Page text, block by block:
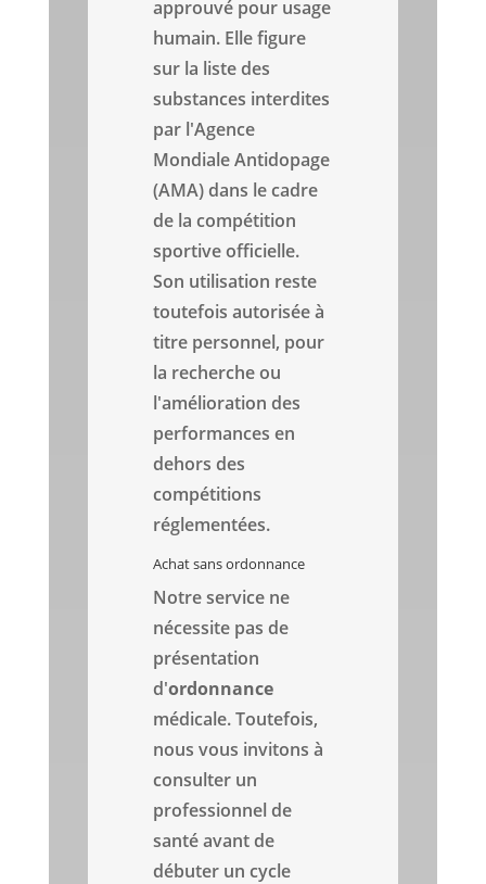
approuvé pour usage
humain. Elle figure
sur la liste des
substances interdites
par l'Agence
Mondiale Antidopage
(AMA) dans le cadre
de la compétition
sportive officielle.
Son utilisation reste
toutefois autorisée à
titre personnel, pour
la recherche ou
l'amélioration des
performances en
dehors des
compétitions
réglementées.
Achat sans ordonnance
Notre service ne
nécessite pas de
présentation
d'ordonnance
médicale. Toutefois,
nous vous invitons à
consulter un
professionnel de
santé avant de
débuter un cycle